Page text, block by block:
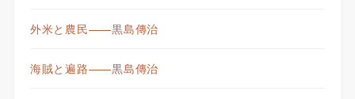
外米と農民——黒島傳治
海賊と遍路——黒島傳治